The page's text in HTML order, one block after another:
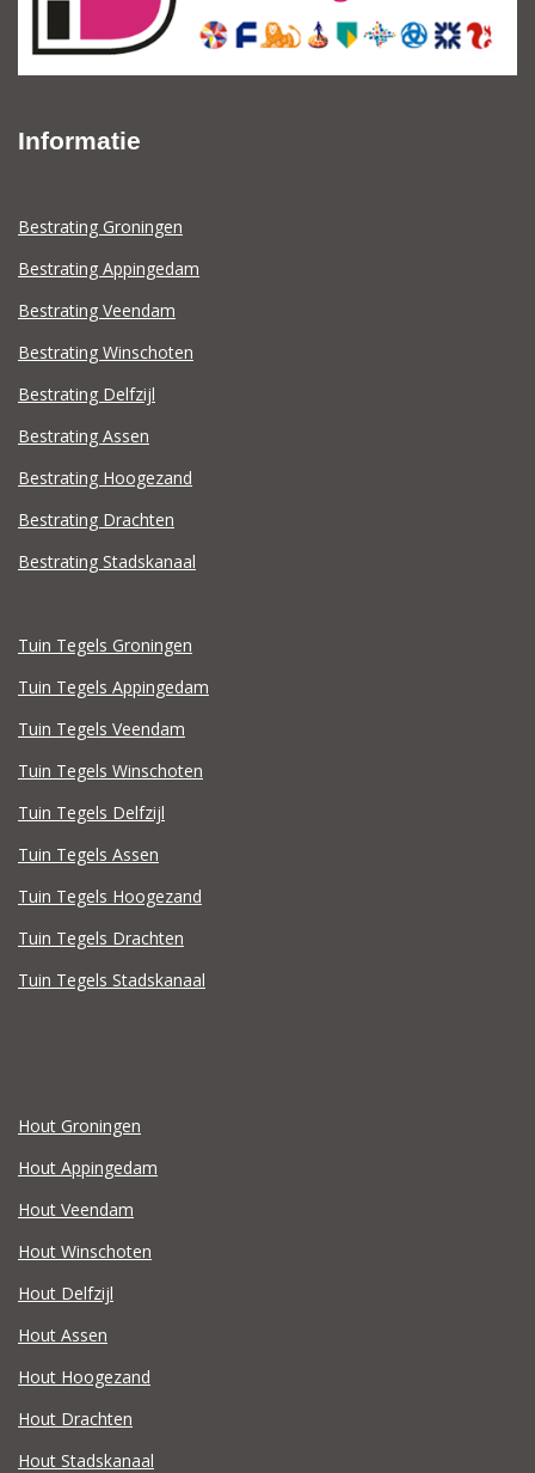
Informatie
Bestrating Groningen
Bestrating Appingedam
Bestrating Veendam
Bestrating Winschoten
Bestrating Delfzijl
Bestrating Assen
Bestrating Hoogezand
Bestrating Drachten
Bestrating Stadskanaal
Tuin Tegels Groningen
Tuin Tegels Appingedam
Tuin Tegels Veendam
Tuin Tegels Winschoten
Tuin Tegels Delfzijl
Tuin Tegels Assen
Tuin Tegels Hoogezand
Tuin Tegels Drachten
Tuin Tegels Stadskanaal
Hout Groningen
Hout Appingedam
Hout Veendam
Hout Winschoten
Hout Delfzijl
Hout Assen
Hout Hoogezand
Hout Drachten
Hout Stadskanaal